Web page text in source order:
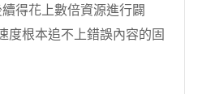
得花上數倍資源進行闢
度根本追不上錯誤內容的固